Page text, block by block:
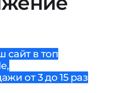
сайт в топ
от 3 до 15 раз